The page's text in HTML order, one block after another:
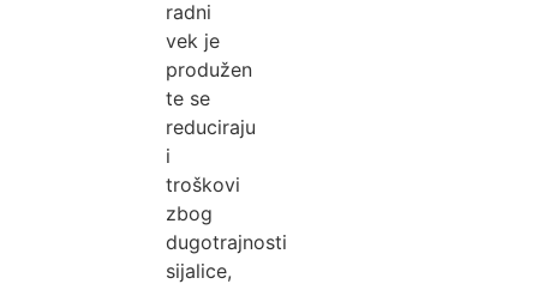
radni
vek je
produžen
te se
reduciraju
i
troškovi
zbog
dugotrajnosti
sijalice,